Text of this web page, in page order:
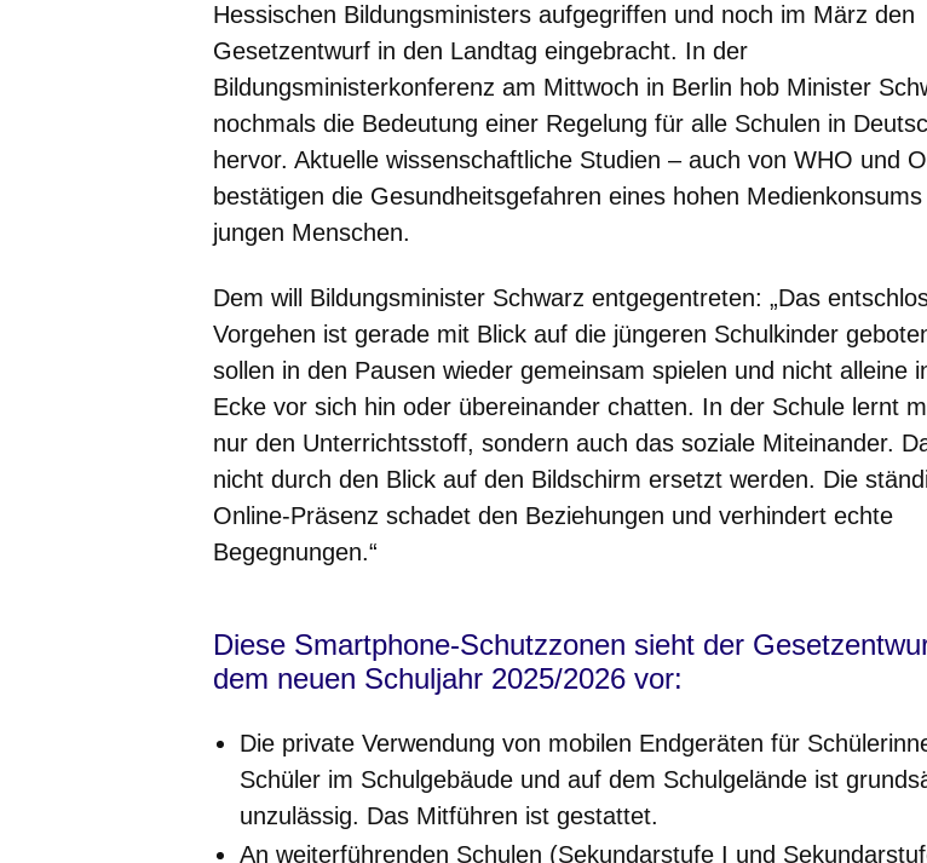
Hessischen Bildungsministers aufgegriffen und noch im März den
Gesetzentwurf in den Landtag eingebracht. In der
Bildungsministerkonferenz am Mittwoch in Berlin hob Minister
nochmals die Bedeutung einer Regelung für alle Schulen in
hervor. Aktuelle wissenschaftliche Studien – auch von WHO und
bestätigen die Gesundheitsgefahren eines hohen Medienkonsums
jungen Menschen.
Dem will Bildungsminister Schwarz entgegentreten: „Das
Vorgehen ist gerade mit Blick auf die jüngeren Schulkinder
sollen in den Pausen wieder gemeinsam spielen und nicht alleine
Ecke vor sich hin oder übereinander chatten. In der Schule lernt
nur den Unterrichtsstoff, sondern auch das soziale Miteinander.
nicht durch den Blick auf den Bildschirm ersetzt werden. Die
Online-Präsenz schadet den Beziehungen und verhindert echte
Begegnungen.“
Diese Smartphone-Schutzzonen sieht der
dem neuen Schuljahr 2025/2026 vor:
Die private Verwendung von mobilen Endgeräten für
Schüler im Schulgebäude und auf dem Schulgelände ist
unzulässig. Das Mitführen ist gestattet.
An weiterführenden Schulen (Sekundarstufe I und